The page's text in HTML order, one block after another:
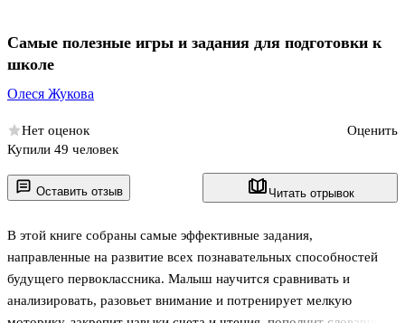
Оставить отзыв Читать отрывок
В этой книге собраны самые эффективные задания,
направленные на развитие всех познавательных способностей
будущего первоклассника. Малыш научится сравнивать и
анализировать, разовьет внимание и потренирует мелкую
Самые полезные игры и задания для подготовки к
школе
Олеся Жукова
Нет оценок
Оценить
Купили 49 человек